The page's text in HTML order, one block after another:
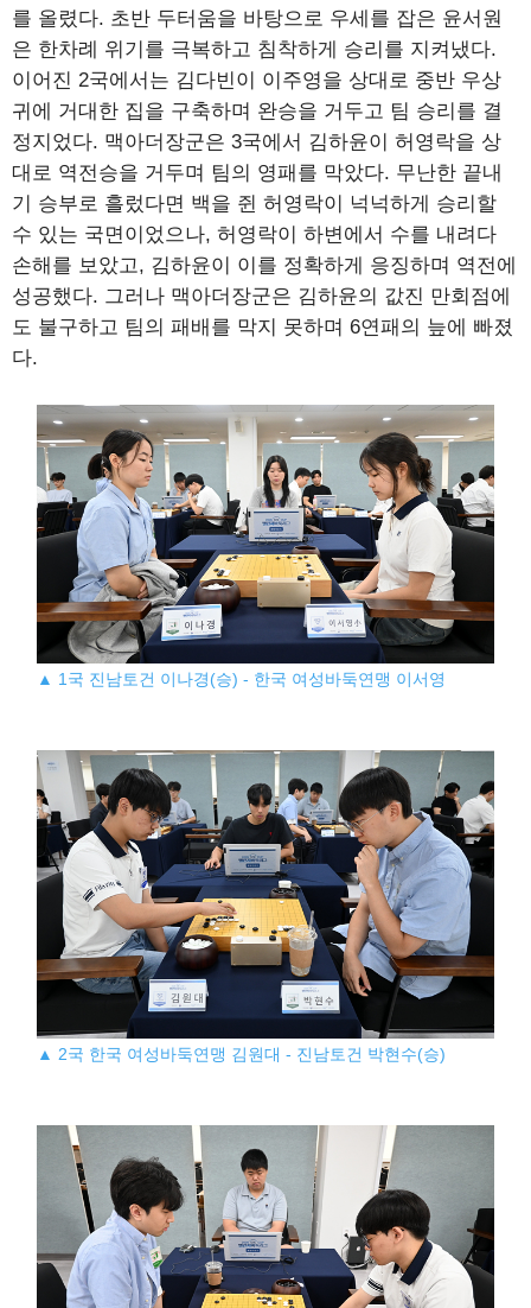
를 올렸다. 초반 두터움을 바탕으로 우세를 잡은 윤서원
은 한차례 위기를 극복하고 침착하게 승리를 지켜냈다.
이어진 2국에서는 김다빈이 이주영을 상대로 중반 우상
귀에 거대한 집을 구축하며 완승을 거두고 팀 승리를 결
정지었다. 맥아더장군은 3국에서 김하윤이 허영락을 상
대로 역전승을 거두며 팀의 영패를 막았다. 무난한 끝내
기 승부로 흘렀다면 백을 쥔 허영락이 넉넉하게 승리할
수 있는 국면이었으나, 허영락이 하변에서 수를 내려다
손해를 보았고, 김하윤이 이를 정확하게 응징하며 역전에
성공했다. 그러나 맥아더장군은 김하윤의 값진 만회점에
도 불구하고 팀의 패배를 막지 못하며 6연패의 늪에 빠졌
다.
▲ 1국 진남토건 이나경(승) - 한국 여성바둑연맹 이서영
▲ 2국 한국 여성바둑연맹 김원대 - 진남토건 박현수(승)